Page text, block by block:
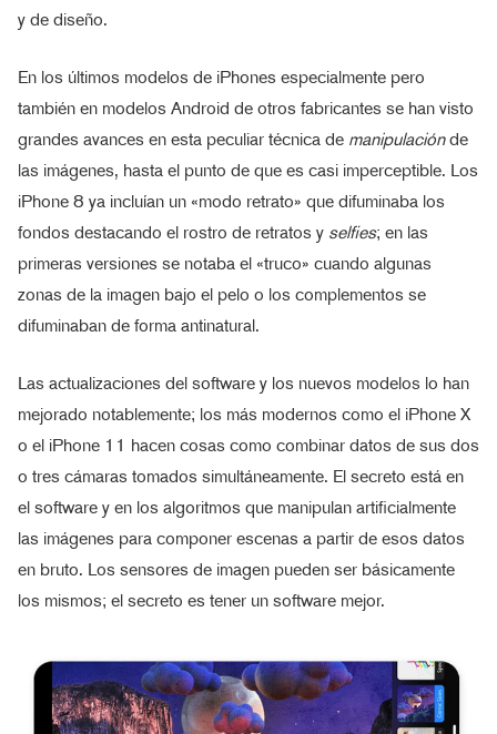
y de diseño.
En los últimos modelos de iPhones especialmente pero
también en modelos Android de otros fabricantes se han visto
grandes avances en esta peculiar técnica de manipulaciónde
las imágenes, hasta el punto de que es casi imperceptible. Los
iPhone 8 ya incluían un «modo retrato» que difuminaba los
fondos destacando el rostro de retratos y selfies; en las
primeras versiones se notaba el «truco» cuando algunas
zonas de la imagen bajo el pelo o los complementos se
difuminaban de forma antinatural.
Las actualizaciones del software y los nuevos modelos lo han
mejorado notablemente; los más modernos como el iPhone X
o el iPhone 11 hacen cosas como combinar datos de sus dos
o tres cámaras tomados simultáneamente. El secreto está en
el software y en los algoritmos que manipulan artificialmente
las imágenes para componer escenas a partir de esos datos
en bruto. Los sensores de imagen pueden ser básicamente
los mismos; el secreto es tener un software mejor.